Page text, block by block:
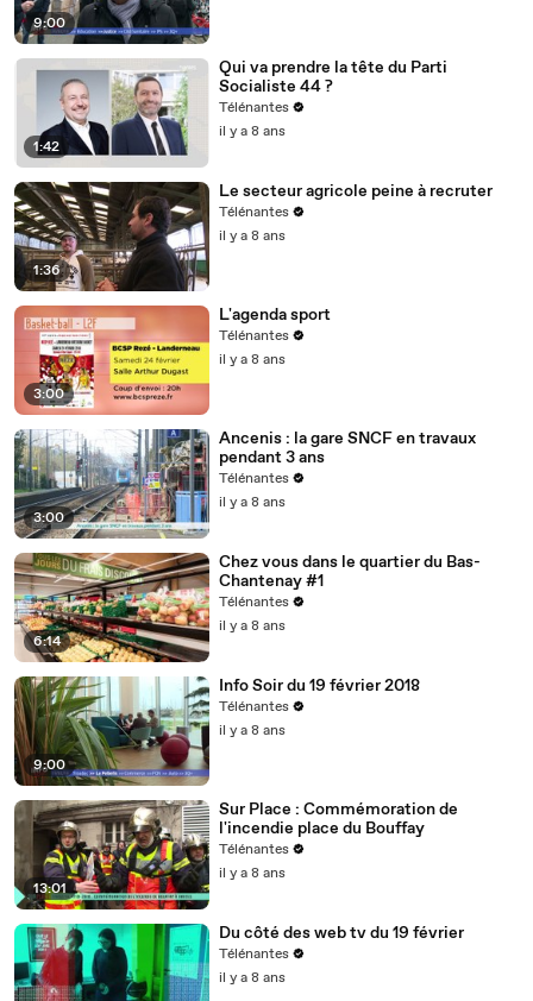
9:00
1:42
Qui va prendre la tête du Parti
Socialiste 44 ?
Télénantes
il y a 8 ans
1:36
Le secteur agricole peine à recruter
Télénantes
il y a 8 ans
3:00
L'agenda sport
Télénantes
il y a 8 ans
3:00
Ancenis : la gare SNCF en travaux
pendant 3 ans
Télénantes
il y a 8 ans
6:14
Chez vous dans le quartier du Bas-
Chantenay #1
Télénantes
il y a 8 ans
9:00
Info Soir du 19 février 2018
Télénantes
il y a 8 ans
13:01
Sur Place : Commémoration de
l'incendie place du Bouffay
Télénantes
il y a 8 ans
Du côté des web tv du 19 février
Télénantes
il y a 8 ans